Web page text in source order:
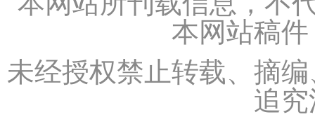
本网站稿
未经授权禁止转载、摘
追